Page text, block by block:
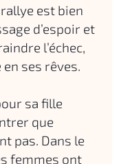
est bien
d’espoir et
l’échec,
ses rêves.
sa fille
que
pas. Dans le
femmes ont